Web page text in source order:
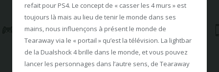
refait pour PS4. Le concept de « casser les 4 murs » est
toujours là mais au lieu de tenir le monde dans ses
mains, nous influençons à présent le monde de
Tearaway via le « portail » qu’est la télévision. La lightbar
de la Dualshock 4 brille dans le monde, et vous pouvez
lancer les personnages dans l’autre sens, de Tearaway